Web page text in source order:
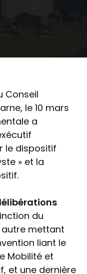
Conseil
le 10 mars
a
le dispositif
» et la
du
autre mettant
liant le
Mobilité et
et une dernière